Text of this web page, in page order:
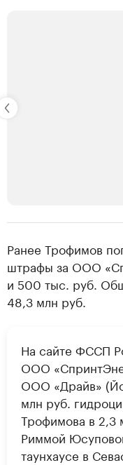
Крупнейшие
Ознакомьтесь с
Ранее Трофимов
штрафы за ООО
и 500 тыс. руб.
48,3 млн руб.
На сайте ФССП
ООО
ООО «Драйв»
млн руб.
Трофимова в 2,3
Риммой
таунхаусе в